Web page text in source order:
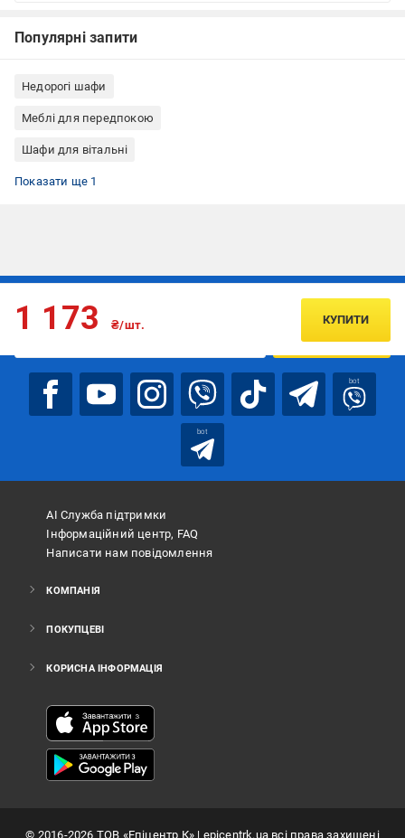
Популярні запити
Недорогі шафи
Меблі для передпокою
Шафи для вітальні
Шафи Грейд
Показати ще 1
1 173 ₴/шт. КУПИТИ
Підписуйтесь, щоб дізнаватись першим про акції та пропозиції
ПІДПИСАТИСЯ
bot
bot
АІ Служба підтримки
Інформаційний центр, FAQ
Написати нам повідомлення
КОМПАНІЯ
ПОКУПЦЕВІ
КОРИСНА ІНФОРМАЦІЯ
© 2016-2026 ТОВ «Епіцентр К»| epicentrk.ua всі права захищені